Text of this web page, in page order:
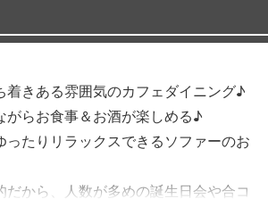
きある雰囲気のカフェダイニング♪
がらお食事＆お酒が楽しめる♪
ったりリラックスできるソファーのお
だから、人数が多めの誕生日会や合コ